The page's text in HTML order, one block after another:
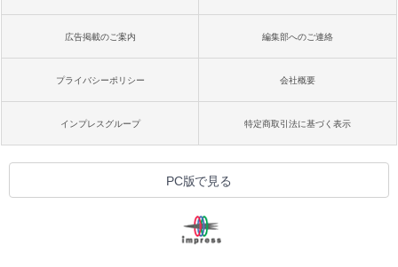
広告掲載のご案内 編集部へのご連絡
プライバシーポリシー 会社概要
インプレスグループ 特定商取引法に基づく表示
PC版で見る